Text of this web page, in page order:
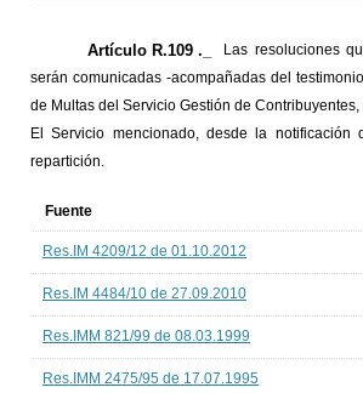
Artículo R.109 ._
Las resoluciones
serán comunicadas -acompañadas del
de Multas del Servicio Gestión de
El Servicio mencionado, desde la
repartición.
Fuente
Res.IM 4209/12 de 01.10.2012
Res.IM 4484/10 de 27.09.2010
Res.IMM 821/99 de 08.03.1999
Res.IMM 2475/95 de 17.07.1995